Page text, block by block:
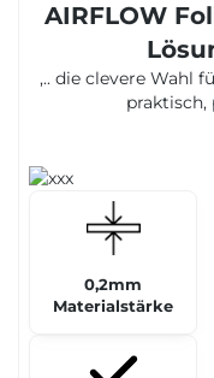
AIRFLOW
,.. die clevere Wahl
0,2mm
Materialstärke